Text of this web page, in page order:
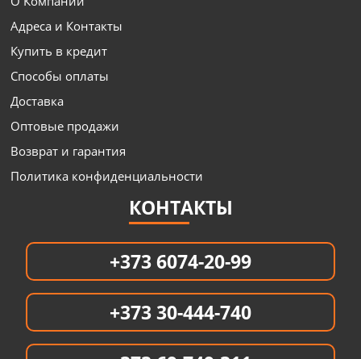
Адреса и Контакты
Купить в кредит
Способы оплаты
Доставка
Оптовые продажи
Возврат и гарантия
Политика конфиденциальности
КОНТАКТЫ
+373 6074-20-99
+373 30-444-740